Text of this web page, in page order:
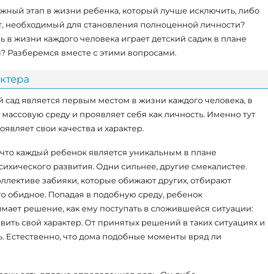
этап в жизни ребенка, который лучше исключить, либо
необходимый для становления полноценной личности?
в жизни каждого человека играет детский садик в плане
Разберемся вместе с этими вопросами.
сад является первым местом в жизни каждого человека, в
среду и проявляет себя как личность. Именно тут
свои качества и характер.
каждый ребенок является уникальным в плане
развития. Одни сильнее, другие смекалистее.
забияки, которые обижают других, отбирают
обидное. Попадая в подобную среду, ребенок
решение, как ему поступать в сложившейся ситуации:
свой характер. От принятых решений в таких ситуациях и
Естественно, что дома подобные моменты вряд ли